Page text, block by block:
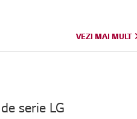
VEZI MAI MULT
serie LG
VEZI MAI MULT